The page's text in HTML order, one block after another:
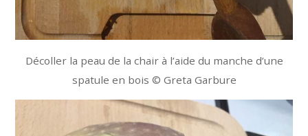
Décoller la peau de la chair à l’aide du manche d’une
spatule en bois © Greta Garbure